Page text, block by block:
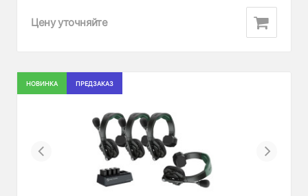
Цену уточняйте
НОВИНКА ПРЕДЗАКАЗ
Previous Next